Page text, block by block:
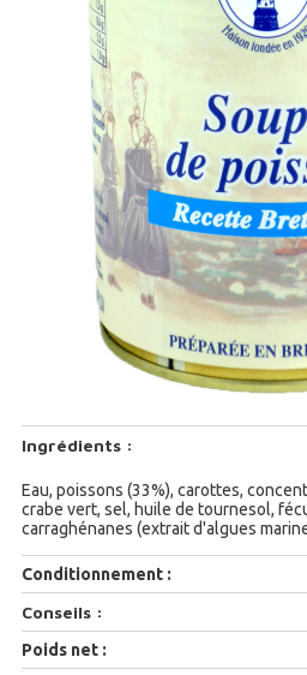
Ingrédients :
Eau, poissons (33%), carottes,
crabe vert, sel, huile de tournesol,
carraghénanes (extrait d'algues
Conditionnement :
Conseils :
Poids net :